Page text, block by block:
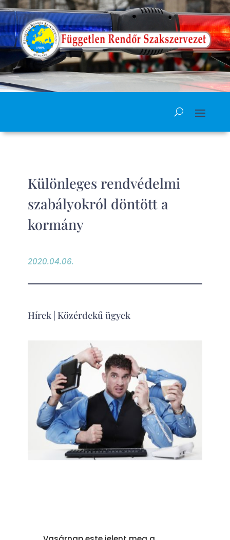
Különleges rendvédelmi
szabályokról döntött a
kormány
2020.04.06.
Hírek| Közérdekű ügyek